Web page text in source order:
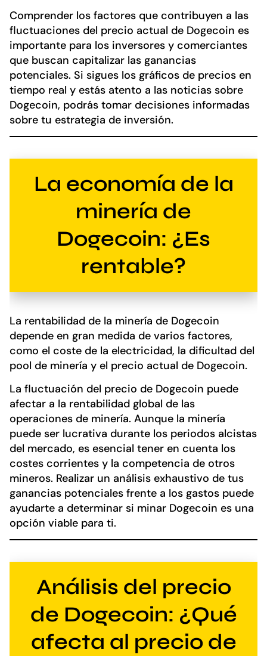
Comprender los factores que contribuyen a las
fluctuaciones del precio actual de Dogecoin es
importante para los inversores y comerciantes
que buscan capitalizar las ganancias
potenciales. Si sigues los gráficos de precios en
tiempo real y estás atento a las noticias sobre
Dogecoin, podrás tomar decisiones informadas
sobre tu estrategia de inversión.
La economía de la
minería de
Dogecoin: ¿Es
rentable?
La rentabilidad de la minería de Dogecoin
depende en gran medida de varios factores,
como el coste de la electricidad, la dificultad del
pool de minería y el precio actual de Dogecoin.
La fluctuación del precio de Dogecoin puede
afectar a la rentabilidad global de las
operaciones de minería. Aunque la minería
puede ser lucrativa durante los periodos alcistas
del mercado, es esencial tener en cuenta los
costes corrientes y la competencia de otros
mineros. Realizar un análisis exhaustivo de tus
ganancias potenciales frente a los gastos puede
ayudarte a determinar si minar Dogecoin es una
opción viable para ti.
Análisis del precio
de Dogecoin: ¿Qué
afecta al precio de